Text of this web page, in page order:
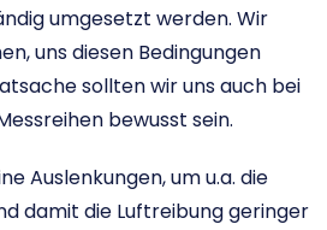
umgesetzt werden. Wir
uns diesen Bedingungen
sollten wir uns auch bei
bewusst sein.
Auslenkungen, um u.a. die
damit die Luftreibung geringer